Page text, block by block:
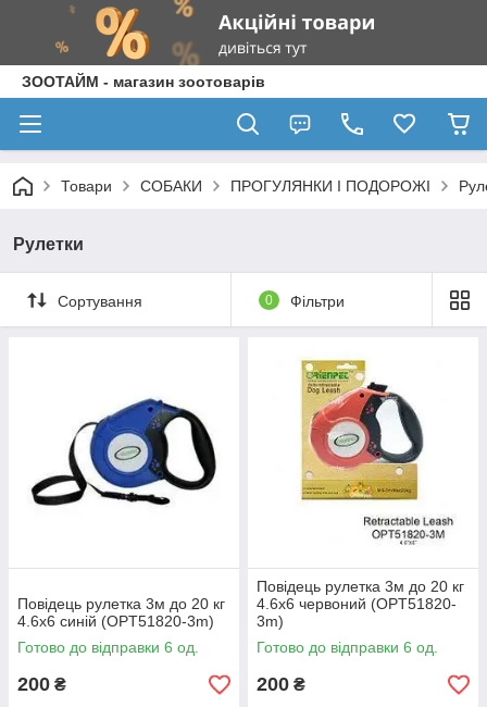
ЗООТАЙМ - магазин зоотоварів
Товари СОБАКИ ПРОГУЛЯНКИ І ПОДОРОЖІ
Рулетки
Сортування 0 Фільтри
Повідець рулетка 3м до 20 кг
4.6х6 синій (OPT51820-3m)
Готово до відправки 6 од.
200 ₴
Повідець рулетка 3м до 20 кг
4.6х6 червоний (OPT51820-
3m)
Готово до відправки 6 од.
200 ₴